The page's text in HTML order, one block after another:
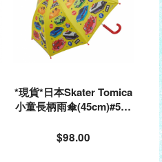
*現貨*日本Skater Tomica
小童長柄雨傘(45cm)#552
$98.00